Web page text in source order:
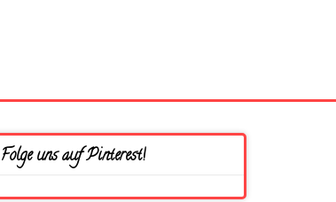
Folge uns auf Pinterest!